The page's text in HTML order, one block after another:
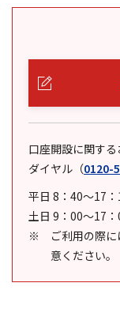
口座開設に関す
ダイヤル （0120-
平日 8：40～17：
土日 9：00～17：
ご利用の際
意ください。